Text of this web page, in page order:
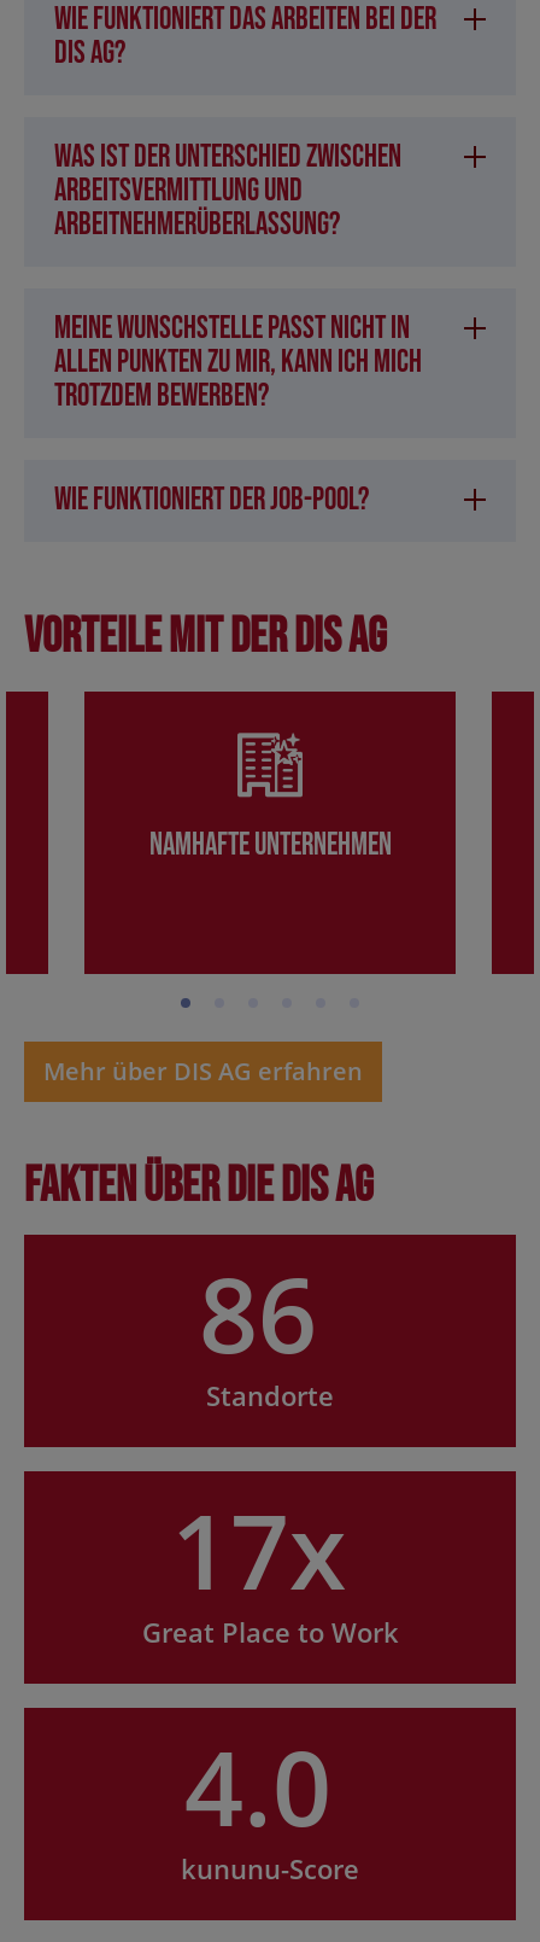
Wie funktioniert das Arbeiten bei der
DIS AG?
Was ist der Unterschied zwischen
Arbeitsvermittlung und
Arbeitnehmerüberlassung?
Meine Wunschstelle passt nicht in
allen Punkten zu mir, kann ich mich
trotzdem bewerben?
Wie funktioniert der Job-Pool?
Vorteile mit der DIS AG
Namhafte Unternehmen
Mehr über DIS AG erfahren
Fakten über die DIS AG
86
Standorte
17x
Great Place to Work
4.0
kununu-Score